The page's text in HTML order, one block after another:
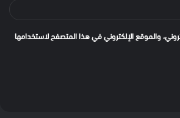
والموقع الإلكتروني في هذا المتصفح لاستخدامها